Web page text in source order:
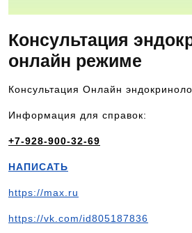
Консультация
онлайн режиме
Консультация Онлайн
Информация для справок:
+7-928-900-32-69
НАПИСАТЬ
https://max.ru
https://vk.com/id805187836